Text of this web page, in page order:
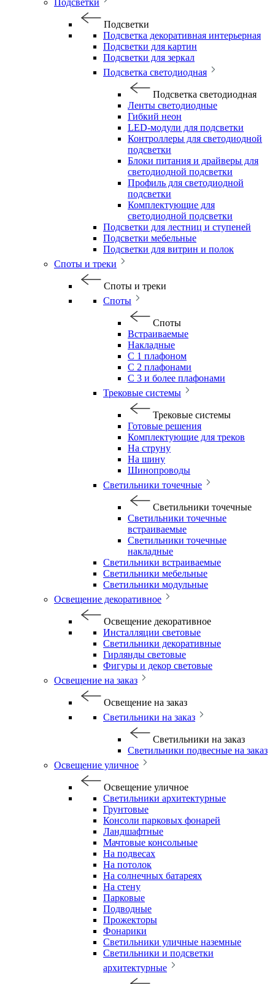
Подсветки
Подсветки
Подсветка декоративная интерьерная
Подсветки для картин
Подсветки для зеркал
Подсветка светодиодная
Подсветка светодиодная
Ленты светодиодные
Гибкий неон
LED-модули для подсветки
Контроллеры для светодиодной
подсветки
Блоки питания и драйверы для
светодиодной подсветки
Профиль для светодиодной
подсветки
Комплектующие для
светодиодной подсветки
Подсветки для лестниц и ступеней
Подсветки мебельные
Подсветки для витрин и полок
Споты и треки
Споты и треки
Споты
Споты
Встраиваемые
Накладные
С 1 плафоном
С 2 плафонами
С 3 и более плафонами
Трековые системы
Трековые системы
Готовые решения
Комплектующие для треков
На струну
На шину
Шинопроводы
Светильники точечные
Светильники точечные
Светильники точечные
встраиваемые
Светильники точечные
накладные
Светильники встраиваемые
Светильники мебельные
Светильники модульные
Освещение декоративное
Освещение декоративное
Инсталляции световые
Светильники декоративные
Гирлянды световые
Фигуры и декор световые
Освещение на заказ
Освещение на заказ
Светильники на заказ
Светильники на заказ
Светильники подвесные на заказ
Освещение уличное
Освещение уличное
Светильники архитектурные
Грунтовые
Консоли парковых фонарей
Ландшафтные
Мачтовые консольные
На подвесах
На потолок
На солнечных батареях
На стену
Парковые
Подводные
Прожекторы
Фонарики
Светильники уличные наземные
Светильники и подсветки
архитектурные